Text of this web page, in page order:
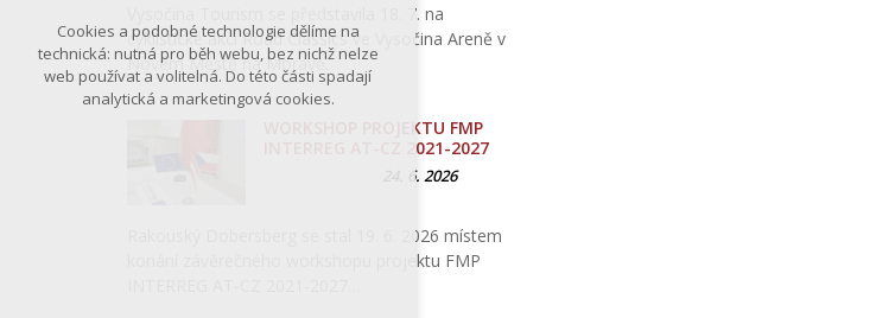
Vysočina Tourism se představila 18. 7. na
cyklistické akci Road Classics ve Vysočina Areně v
Novém Městě na Moravě.
WORKSHOP PROJEKTU FMP
INTERREG AT-CZ 2021-2027
24. 6. 2026
Rakouský Dobersberg se stal 19. 6. 2026 místem
konání závěrečného workshopu projektu FMP
Cookies a podobné technologie dělíme na
technická: nutná pro běh webu, bez nichž nelze
web používat a volitelná. Do této části spadají
analytická a marketingová cookies.